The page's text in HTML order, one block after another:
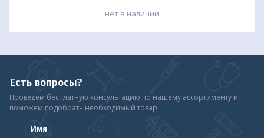
нет в наличии
Есть вопросы?
Проведем бесплатную консультацию по нашему ассортименту и
поможем подобрать необходимый товар
Имя